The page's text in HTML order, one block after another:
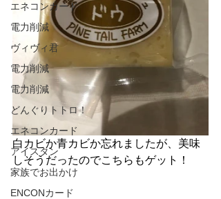
エネコンカード
電力削減
ヴィヴィ君
電力削減
電力削減
どんぐりトトロ！
エネコンカード
アイスタン
家族でお出かけ
ENCONカード
白カビか青カビか忘れましたが、美味
しそうだったのでこちらもゲット！